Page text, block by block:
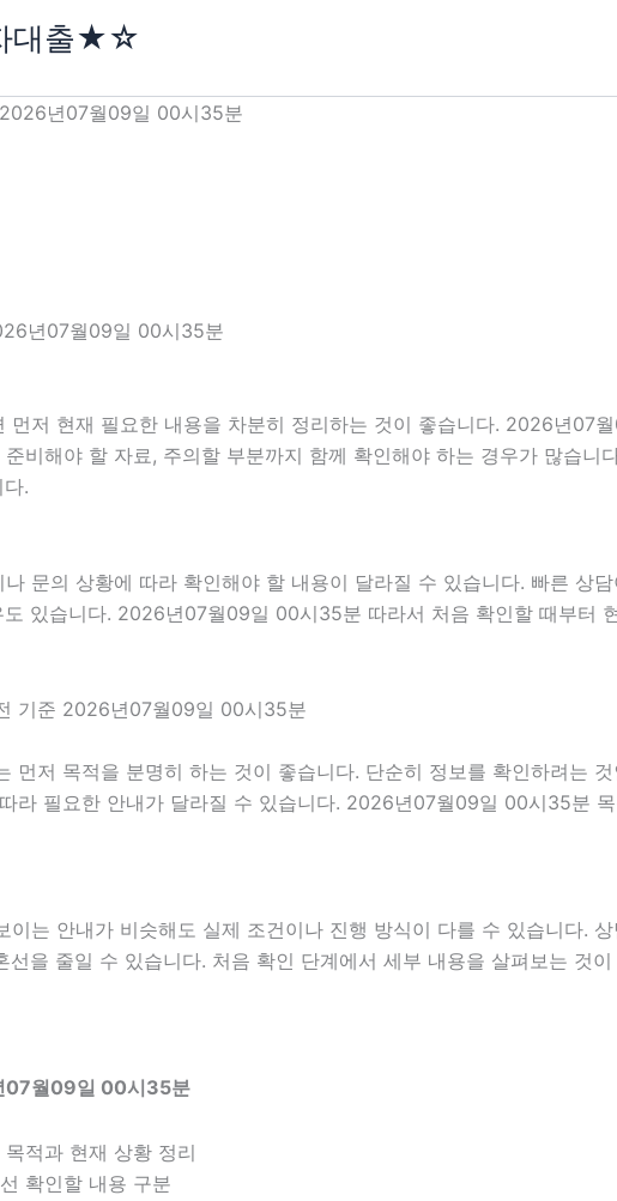
대출★☆
년07월09일 00시35분
년07월09일 00시35분
먼저 현재 필요한 내용을 차분히 정리하는 것이 좋습니다. 2026년
비해야 할 자료, 주의할 부분까지 함께 확인해야 하는 경우가 많습
.
문의 상황에 따라 확인해야 할 내용이 달라질 수 있습니다. 빠른 상
있습니다. 2026년07월09일 00시35분 따라서 처음 확인할 때부터
기준 2026년07월09일 00시35분
먼저 목적을 분명히 하는 것이 좋습니다. 단순히 정보를 확인하려는
라 필요한 안내가 달라질 수 있습니다. 2026년07월09일 00시35분
이는 안내가 비슷해도 실제 조건이나 진행 방식이 다를 수 있습니다.
을 줄일 수 있습니다. 처음 확인 단계에서 세부 내용을 살펴보는 것이
07월09일 00시35분
적과 현재 상황 정리
확인할 내용 구분